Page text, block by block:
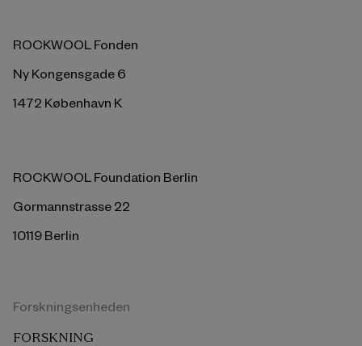
ROCKWOOL Fonden
Ny Kongensgade 6
1472 København K
ROCKWOOL Foundation Berlin
Gormannstrasse 22
10119 Berlin
Forskningsenheden
FORSKNING